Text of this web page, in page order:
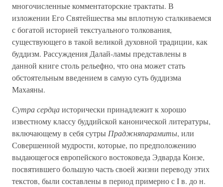
многочисленные комментаторские трактаты. В
изложении Его Святейшества мы вплотную сталкиваемся
с богатой историей текстуального толкования,
существующего в такой великой духовной традиции, как
буддизм. Рассуждения Далай-ламы представлены в
данной книге столь рельефно, что она может стать
обстоятельным введением в самую суть буддизма
Махаяны.
Сутра сердцаисторически принадлежит к хорошо
известному классу буддийской канонической литературы,
включающему в себя сутры Праджняпарамиты, или
Совершенной мудрости, которые, по предположению
выдающегося европейского востоковеда Эдварда Конзе,
посвятившего большую часть своей жизни переводу этих
текстов, были составлены в период примерно с I в. до н.